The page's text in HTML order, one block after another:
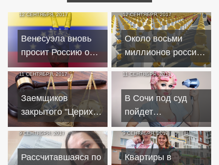
12 СЕНТЯБРЯ, 2017
Венесуэла вновь
просит Россию о
реструктуризации
кредитов
12 СЕНТЯБРЯ, 2017
Около восьми
миллионов россиян
могут
обанкротиться из-за
кредитов
11 СЕНТЯБРЯ, 2017
Заемщиков
закрытого "Цериха"
обязали погасить
банковские кредиты
11 СЕНТЯБРЯ, 2017
В Сочи под суд
пойдет
предприниматель
за кредиты на
элитную косметику
9 СЕНТЯБРЯ, 2017
Рассчитавшаяся по
9 СЕНТЯБРЯ, 2017
Квартиры в